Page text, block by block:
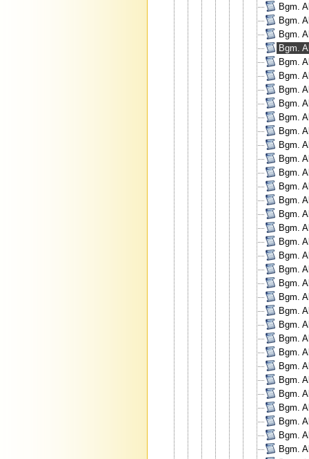
Bgm.
Bgm.
Bgm.
Bgm.
Bgm.
Bgm.
Bgm.
Bgm.
Bgm.
Bgm.
Bgm.
Bgm.
Bgm.
Bgm.
Bgm.
Bgm.
Bgm.
Bgm.
Bgm.
Bgm.
Bgm.
Bgm.
Bgm.
Bgm.
Bgm.
Bgm.
Bgm.
Bgm.
Bgm.
Bgm.
Bgm.
Bgm.
Bgm.